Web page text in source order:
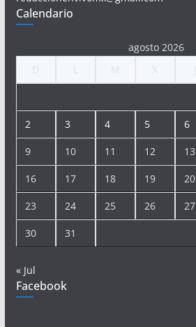
Calendario
agosto 2026
2 3 4 5 6
9 10 11 12 13
16 17 18 19 20
23 24 25 26 27
30 31
« Jul
Facebook